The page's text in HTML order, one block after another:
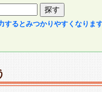
するとみつかりやすくなりま